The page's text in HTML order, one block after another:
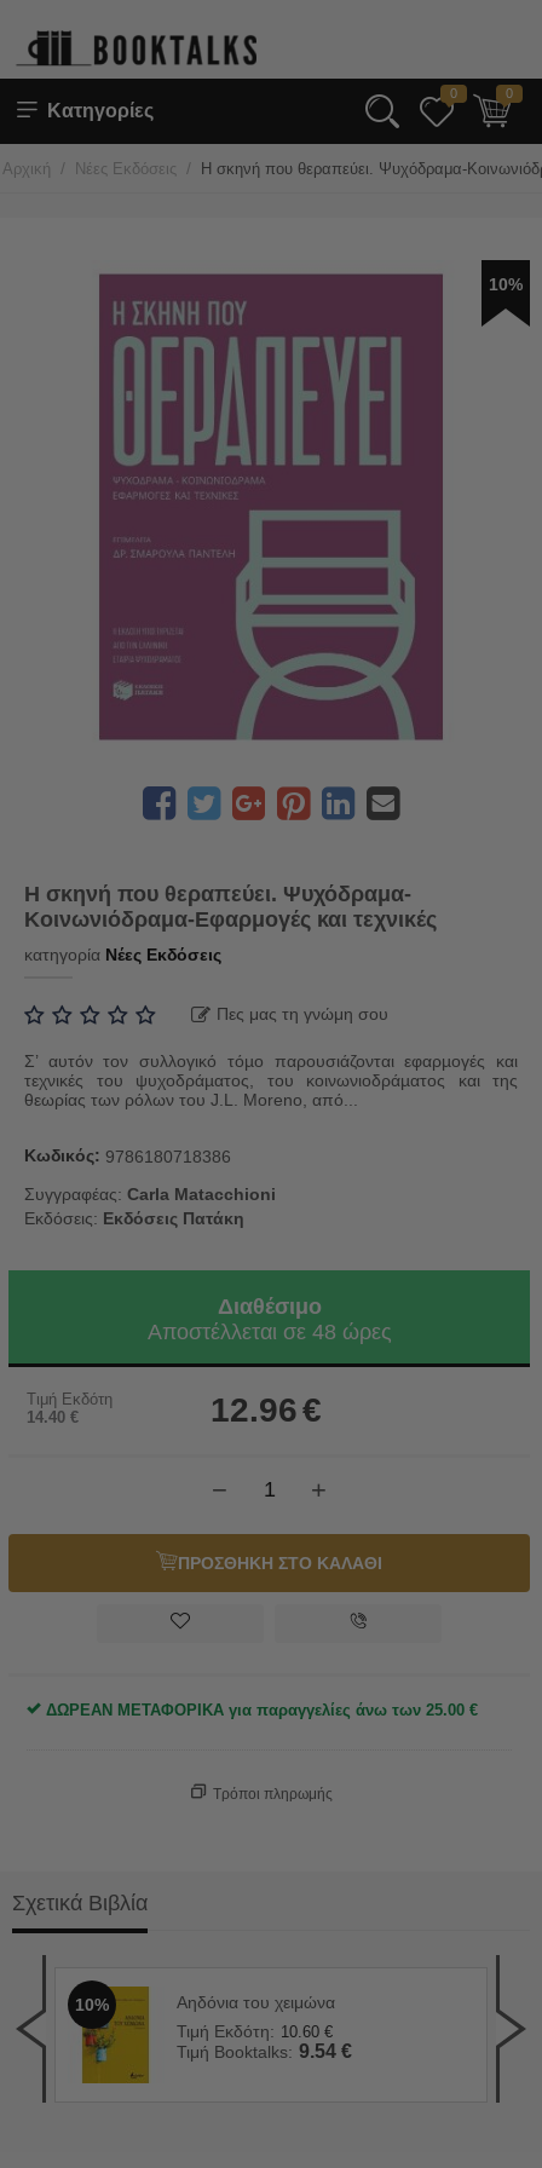
Κατηγορίες
0 0
Αρχική / Νέες Εκδόσεις / Η σκηνή που θεραπεύει. Ψυχόδραμα-
10%
Η σκηνή που θεραπεύει. Ψυχόδραμα-
Κοινωνιόδραμα-Εφαρμογές και τεχνικές
κατηγορία Νέες Εκδόσεις
Πες μας τη γνώμη σου
Σ’ αυτόν τον συλλογικό τόµο παρουσιάζονται εφαρµογές και
τεχνικές του ψυχοδράµατος, του κοινωνιοδράµατος και της
θεωρίας των ρόλων του J.L. Moreno, από...
Κωδικός: 9786180718386
Συγγραφέας: Carla Matacchioni
Εκδόσεις: Εκδόσεις Πατάκη
Διαθέσιμο
Αποστέλλεται σε 48 ώρες
Τιμή Εκδότη
14.40 € 12.96€
+
−
ΠΡΟΣΘΗΚΗ ΣΤΟ ΚΑΛΑΘΙ
ΔΩΡΕΑΝ ΜΕΤΑΦΟΡΙΚΑ για παραγγελίες άνω των 25.00 €
Τρόποι πληρωμής
Σχετικά Βιβλία
10%
Αηδόνια του χειμώνα
Τιμή Εκδότη: 10.60 €
Τιμή Booktalks: 9.54 €